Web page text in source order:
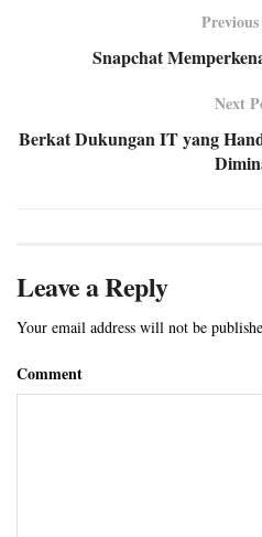
Snapchat
Next
Berkat Dukungan IT yang
Leave a Reply
Your email address will not be
Comment